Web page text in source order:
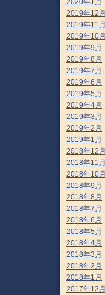
2020年1月
2019年12月
2019年11月
2019年10月
2019年9月
2019年8月
2019年7月
2019年6月
2019年5月
2019年4月
2019年3月
2019年2月
2019年1月
2018年12月
2018年11月
2018年10月
2018年9月
2018年8月
2018年7月
2018年6月
2018年5月
2018年4月
2018年3月
2018年2月
2018年1月
2017年12月